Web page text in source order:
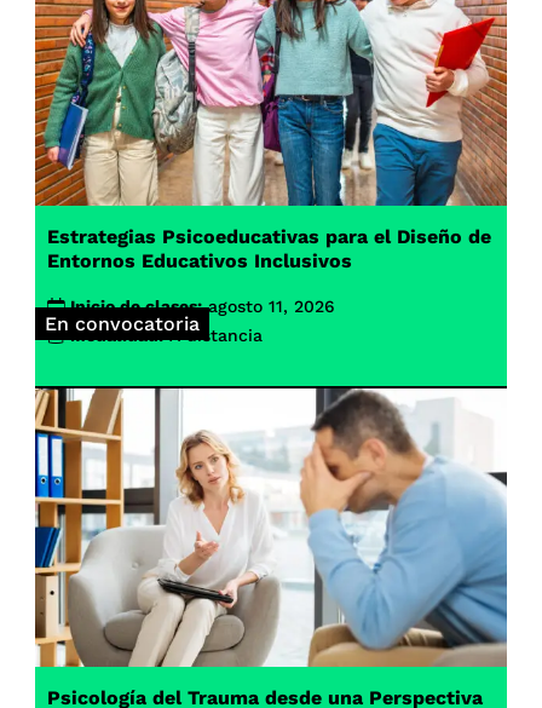
En convocatoria
Estrategias Psicoeducativas para el Diseño de
Entornos Educativos Inclusivos
Inicio de clases: agosto 11, 2026
Modalidad: A distancia
Psicología del Trauma desde una Perspectiva